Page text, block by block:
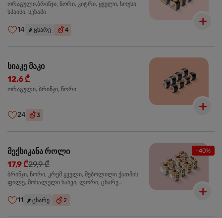
ორაგული,ბრინჯი, ნორი, კიტრი, ყველი, სოუსი
სპაისი, სეზამი
14 🌶️ ცხარე 4
სიაკე მაკი
12,6 ₾
ორაგული, ბრინჯი, ნორი
24 3
-40%
მექსიკანა როლი
17,9 ₾29,9 ₾
ბრინჯი, ნორი, კრემ ყველი, შებოლილი ქათმის
ფილე, მოხალული ხახვი, ლორი, ცხარე
11 🌶️ ცხარე 2